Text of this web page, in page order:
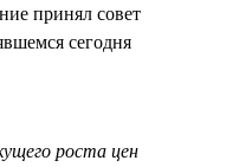
принял совет
сегодня
роста цен